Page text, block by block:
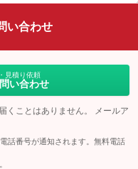
い合わせ
見積り依頼
い合わせ
くことはありません。 メールア
話番号が通知されます。無料電話